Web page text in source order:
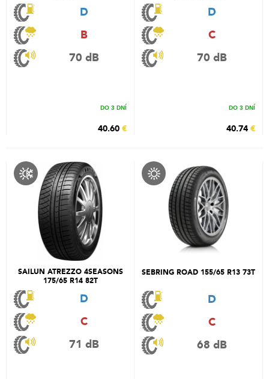
D
B
70 dB
DO 3 DNÍ
40.60 €
D
C
70 dB
DO 3 DNÍ
40.74 €
SAILUN ATREZZO 4SEASONS
175/65 R14 82T
D
C
71 dB
SEBRING ROAD 155/65 R13 73T
D
C
68 dB